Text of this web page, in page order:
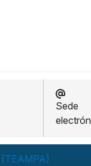
Sede